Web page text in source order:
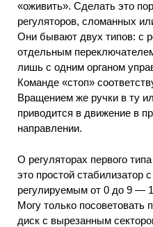
«оживить». Сделать это
регуляторов, сломанных
Они бывают двух типов: с
отдельным
лишь с одним органом
Команде «стоп»
Вращением же ручки в ту
приводится в движение в
направлении.
О регуляторах первого
это простой стабилизатор
регулируемым от 0 до 9 —
Могу только посоветовать
диск с вырезанным